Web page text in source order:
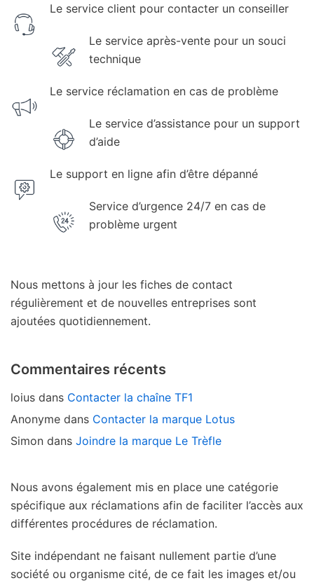
Le service client pour contacter un conseiller
Le service après-vente pour un souci
technique
Le service réclamation en cas de problème
Le service d’assistance pour un support
d’aide
Le support en ligne afin d’être dépanné
Service d’urgence 24/7 en cas de
problème urgent
Nous mettons à jour les fiches de contact
régulièrement et de nouvelles entreprises sont
ajoutées quotidiennement.
Commentaires récents
loius dans Contacter la chaîne TF1
Anonyme dans Contacter la marque Lotus
Simon dans Joindre la marque Le Trèfle
Nous avons également mis en place une catégorie
spécifique aux réclamations afin de faciliter l’accès aux
différentes procédures de réclamation.
Site indépendant ne faisant nullement partie d’une
société ou organisme cité, de ce fait les images et/ou